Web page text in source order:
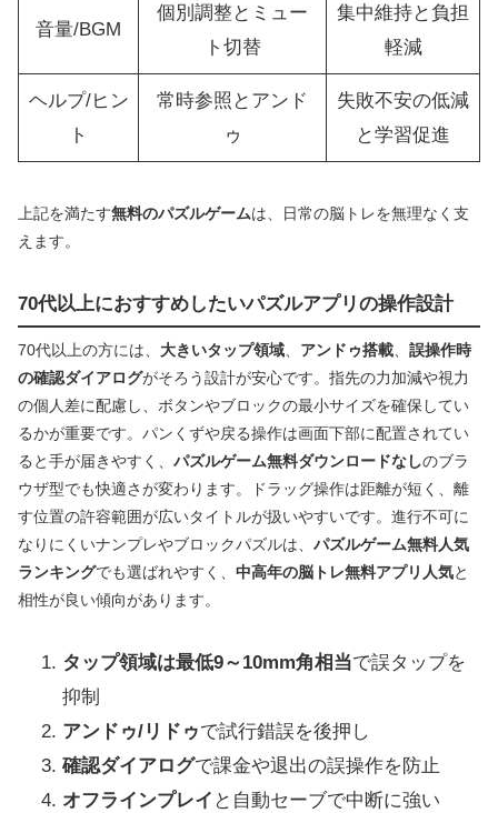
音量/BGM
個別調整とミュー
ト切替
集中維持と負担
軽減
ヘルプ/ヒン
ト
常時参照とアンド
ゥ
失敗不安の低減
と学習促進
上記を満たす無料のパズルゲームは、日常の脳トレを無理なく支
えます。
70代以上におすすめしたいパズルアプリの操作設計
70代以上の方には、 大きいタップ領域、 アンドゥ搭載、 誤操作時
の確認ダイアログがそろう設計が安心です。指先の力加減や視力
の個人差に配慮し、ボタンやブロックの最小サイズを確保してい
るかが重要です。パンくずや戻る操作は画面下部に配置されてい
ると手が届きやすく、 パズルゲーム無料ダウンロードなしのブラ
ウザ型でも快適さが変わります。ドラッグ操作は距離が短く、離
す位置の許容範囲が広いタイトルが扱いやすいです。進行不可に
なりにくいナンプレやブロックパズルは、 パズルゲーム無料人気
ランキングでも選ばれやすく、 中高年の脳トレ無料アプリ人気と
相性が良い傾向があります。
タップ領域は最低9～10mm角相当で誤タップを
抑制
アンドゥ/リドゥで試行錯誤を後押し
確認ダイアログで課金や退出の誤操作を防止
オフラインプレイ と自動セーブで中断に強い